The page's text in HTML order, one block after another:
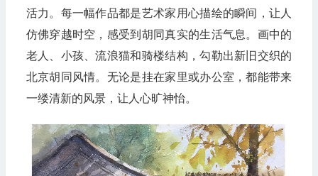
活力。每一幅作品都是艺术家用心描绘的瞬间，让人
仿佛穿越时空，感受到胡同真实的生活气息。画中的
老人、小孩、流浪猫和骑楼结构，勾勒出新旧交织的
北京胡同风情。无论是挂在家里或办公室，都能带来
一缕清新的风景，让人心旷神怡。